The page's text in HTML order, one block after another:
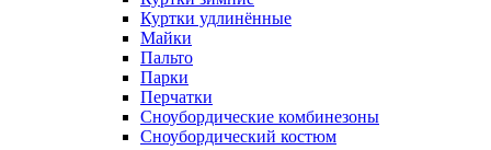
Куртки удлинённые
Майки
Пальто
Парки
Перчатки
Сноубордические комбинезоны
Сноубордический костюм